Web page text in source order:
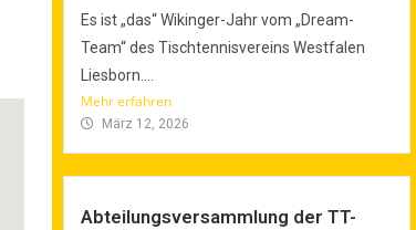
Es ist „das“ Wikinger-Jahr vom „Dream-
Team“ des Tischtennisvereins Westfalen
Liesborn....
Mehr erfahren
März 12, 2026
Abteilungsversammlung der TT-